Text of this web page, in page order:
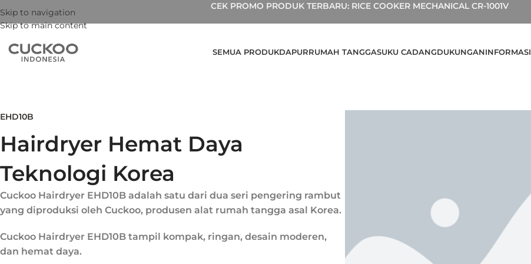
Skip to navigation
Skip to main content
CEK PROMO PRODUK TERBARU: RICE COOKER MECHANICAL CR-1001V
SEMUA PRODUKDAPURRUMAH TANGGASUKU CADANGDUKUNGANINFORMASI
EHD10B
Hairdryer Hemat Daya
Teknologi Korea
Cuckoo Hairdryer EHD10B adalah satu dari dua seri pengering rambut
yang diproduksi oleh Cuckoo, produsen alat rumah tangga asal Korea.
Cuckoo Hairdryer EHD10B tampil kompak, ringan, desain moderen,
dan hemat daya.